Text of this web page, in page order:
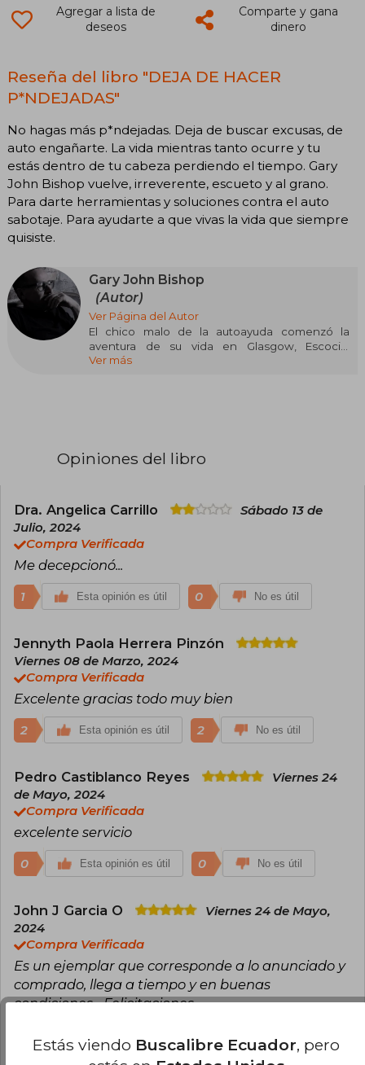
Agregar a lista de
deseos
Comparte y gana
dinero
Reseña del libro "DEJA DE HACER
P*NDEJADAS"
No hagas más p*ndejadas. Deja de buscar excusas, de
auto engañarte. La vida mientras tanto ocurre y tu
estás dentro de tu cabeza perdiendo el tiempo. Gary
John Bishop vuelve, irreverente, escueto y al grano.
Para darte herramientas y soluciones contra el auto
sabotaje. Para ayudarte a que vivas la vida que siempre
quisiste.
Gary John Bishop
(Autor)
Ver Página del Autor
El chico malo de la autoayuda comenzó la
aventura de su vida en Glasgow, Escocia.
Infancia difícil, juventud tejida de adversidades y
desarrollar una precisión quirúrgica para
diferencia positiva en este mundo.
Ver más
Opiniones del libro
Dra. Angelica Carrillo
Sábado 13 de
Julio, 2024
Compra Verificada
Me decepcionó...
1 Esta opinión es útil 0 No es útil
Jennyth Paola Herrera Pinzón
Viernes 08 de Marzo, 2024
Compra Verificada
Excelente gracias todo muy bien
2 Esta opinión es útil 2 No es útil
Pedro Castiblanco Reyes
Viernes 24
de Mayo, 2024
Compra Verificada
excelente servicio
0 Esta opinión es útil 0 No es útil
John J Garcia O
Viernes 24 de Mayo,
2024
Compra Verificada
Es un ejemplar que corresponde a lo anunciado y
comprado, llega a tiempo y en buenas
condiciones... Felicitaciones
Estás viendo Buscalibre Ecuador, pero